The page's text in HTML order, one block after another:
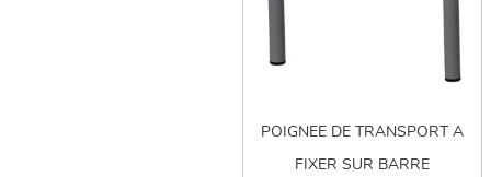
POIGNEE DE TRANSPORT A
FIXER SUR BARRE